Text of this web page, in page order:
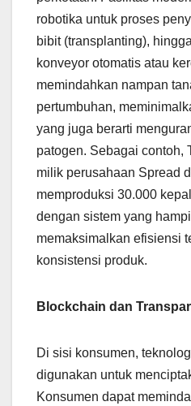
robotika untuk proses
bibit (transplanting),
konveyor otomatis atau
memindahkan nampan
pertumbuhan,
yang juga berarti
patogen. Sebagai contoh,
milik perusahaan Spread
memproduksi 30.000
dengan sistem yang
memaksimalkan efisiensi
konsistensi produk.
Blockchain dan
Di sisi konsumen,
digunakan untuk
Konsumen dapat